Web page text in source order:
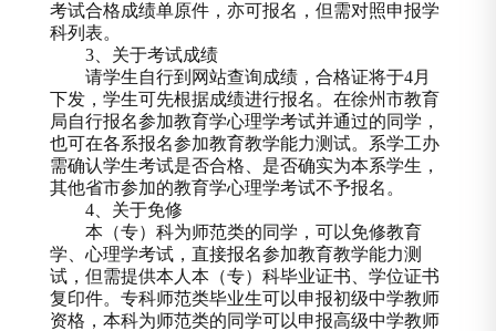
考试合格成绩单原件，亦可报名，但需对照申报学
科列表。
3 、关于考试成绩
请学生自行到网站查询成绩，合格证将于4月
下发，学生可先根据成绩进行报名。在徐州市教育
局自行报名参加教育学心理学考试并通过的同学，
也可在各系报名参加教育教学能力测试。系学工办
需确认学生考试是否合格、是否确实为本系学生，
其他省市参加的教育学心理学考试不予报名。
4 、关于免修
本（专）科为师范类的同学，可以免修教育
学、心理学考试，直接报名参加教育教学能力测
试，但需提供本人本（专）科毕业证书、学位证书
复印件。专科师范类毕业生可以申报初级中学教师
资格，本科为师范类的同学可以申报高级中学教师